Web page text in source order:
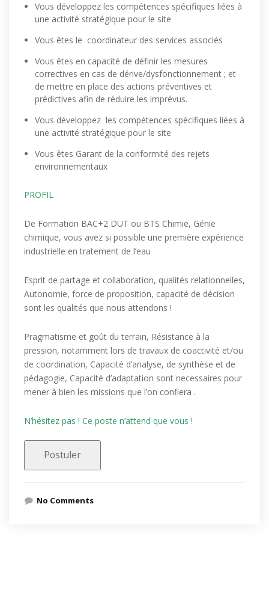
Vous développez les compétences spécifiques liées à
une activité stratégique pour le site
Vous êtes le coordinateur des services associés
Vous êtes en capacité de définir les mesures
correctives en cas de dérive/dysfonctionnement ; et
de mettre en place des actions préventives et
prédictives afin de réduire les imprévus.
Vous développez les compétences spécifiques liées à
une activité stratégique pour le site
Vous êtes Garant de la conformité des rejets
environnementaux
PROFIL
De Formation BAC+2 DUT ou BTS Chimie, Génie
chimique, vous avez si possible une première expérience
industrielle en tratement de l’eau
Esprit de partage et collaboration, qualités relationnelles,
Autonomie, force de proposition, capacité de décision
sont les qualités que nous attendons !
Pragmatisme et goût du terrain, Résistance à la
pression, notamment lors de travaux de coactivité et/ou
de coordination, Capacité d’analyse, de synthèse et de
pédagogie, Capacité d’adaptation sont necessaires pour
mener à bien les missions que l’on confiera .
N’hésitez pas ! Ce poste n’attend que vous !
No Comments